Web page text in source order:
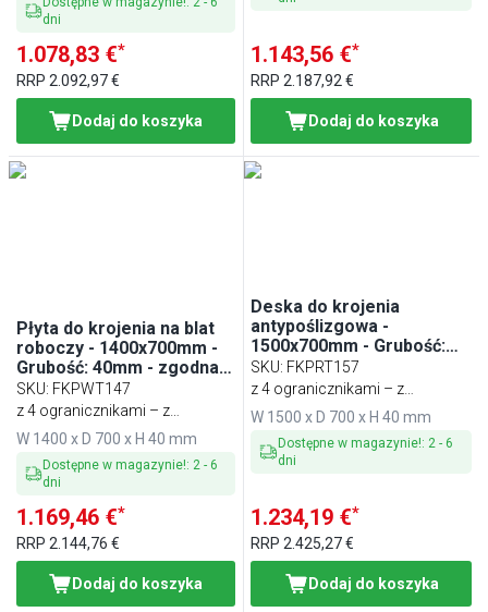
dni
1.078,83 €*
RRP 2.092,97 €
Dodaj do koszyka
1.143,56 €*
RRP2.187,92 €
Dodaj do koszyka
Płyta do krojenia na blat
roboczy - 1400x700mm -
Grubość: 40mm - zgodna z
HACCP - Zielony
SKU: FKPWT147
z 4 ogranicznikami – z
tworzywa sztucznego
W 1400 x D 700 x H 40 mm
Dostępne w magazynie!: 2 - 6
dni
1.169,46 €*
RRP 2.144,76 €
Dodaj do koszyka
Deska do krojenia
antypoślizgowa -
1500x700mm - Grubość:
40mm - Czerwony
SKU: FKPRT157
z 4 ogranicznikami – z
tworzywa sztucznego
W 1500 x D 700 x H 40 mm
Dostępne w magazynie!: 2 - 6
dni
1.234,19 €*
RRP2.425,27 €
Dodaj do koszyka